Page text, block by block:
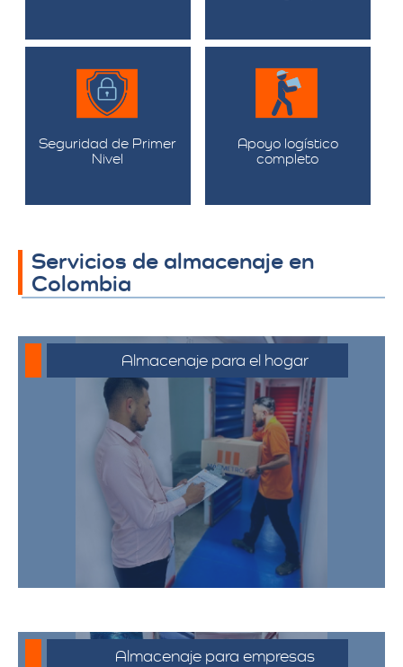
Seguridad de Primer
Nivel
Apoyo logístico
completo
Servicios de almacenaje en
Colombia
Almacenaje para el hogar
Ofrecemos servicios de almacenamiento
para muebles, electrodomésticos, y
pertenencias personales, asegurando
que sus bienes estén protegidos y
accesibles.
Almacenaje para empresas